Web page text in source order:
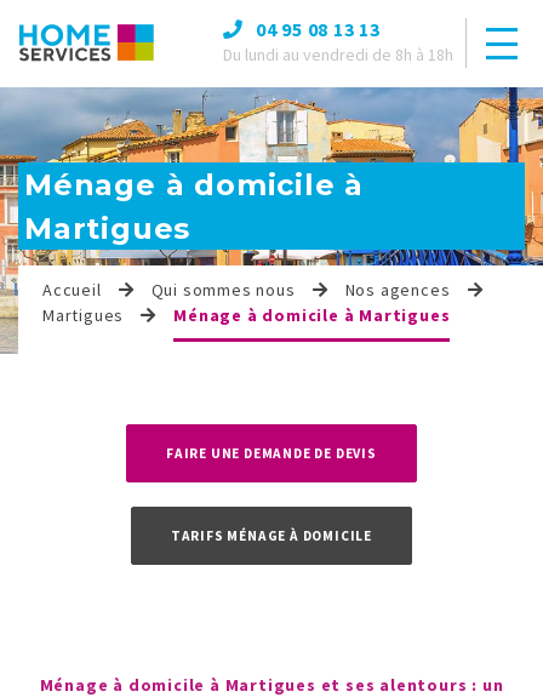
04 95 08 13 13
Du lundi au vendredi de 8h à 18h
Ménage à domicile à
Martigues
Accueil Qui sommes nous
Nos agences
Martigues
Ménage à domicile à Martigues
FAIRE UNE DEMANDE DE DEVIS
TARIFS MÉNAGE À DOMICILE
Ménage à domicile à Martigues et ses alentours : un